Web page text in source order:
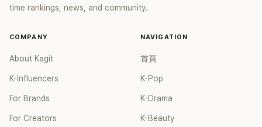
time rankings, news, and community.
COMPANY
About Kagit
K-Influencers
For Brands
For Creators
NAVIGATION
首頁
K-Pop
K-Drama
K-Beauty